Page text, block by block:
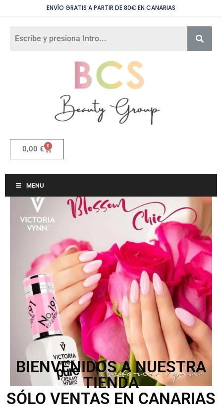
ENVÍO GRATIS A PARTIR DE 80€ EN CANARIAS
0,00 € 0
MENU
BIENVENIDOS A NUESTRA
TIENDA
SÓLO VENTAS EN CANARIAS